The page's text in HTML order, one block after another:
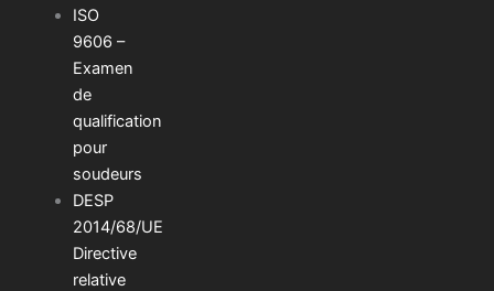
ISO
9606 –
Examen
de
qualification
pour
soudeurs
DESP
2014/68/UE
Directive
relative